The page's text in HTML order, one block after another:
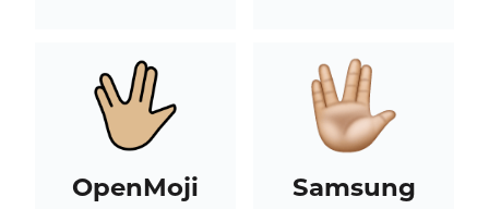
OpenMoji Samsung